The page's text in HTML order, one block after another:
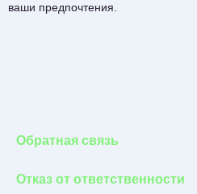
ваши предпочтения.
Обратная связь
Отказ от ответственности